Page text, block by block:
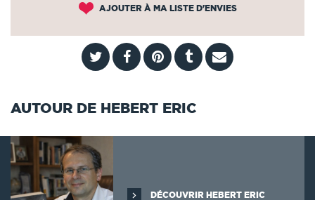
AJOUTER À MA LISTE D'ENVIES
AUTOUR DE HEBERT ERIC
DÉCOUVRIR HEBERT ERIC